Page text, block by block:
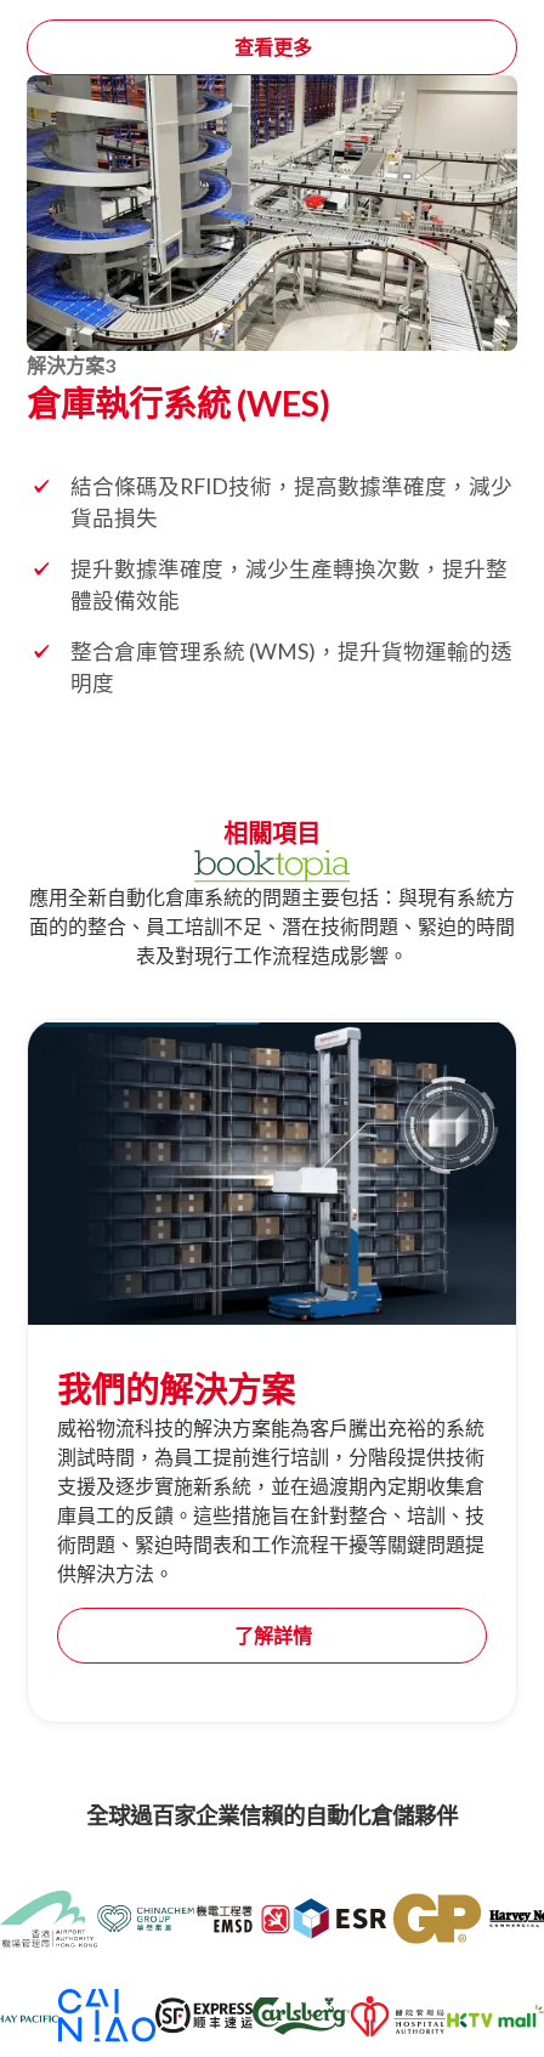
查看更多
解決方案3
倉庫執行系統 (WES)
結合條碼及RFID技術，提高數據準確度，減少
貨品損失
提升數據準確度，減少生產轉換次數，提升整
體設備效能
整合倉庫管理系統 (WMS)，提升貨物運輸的透
明度
相關項目
應用全新自動化倉庫系統的問題主要包括：與現有系統方
面的的整合、員工培訓不足、潛在技術問題、緊迫的時間
表及對現行工作流程造成影響。
我們的解決方案
威裕物流科技的解決方案能為客戶騰出充裕的系統
測試時間，為員工提前進行培訓，分階段提供技術
支援及逐步實施新系統，並在過渡期內定期收集倉
庫員工的反饋。這些措施旨在針對整合、培訓、技
術問題、緊迫時間表和工作流程干擾等關鍵問題提
供解決方法。
了解詳情
全球過百家企業信賴的自動化倉儲夥伴